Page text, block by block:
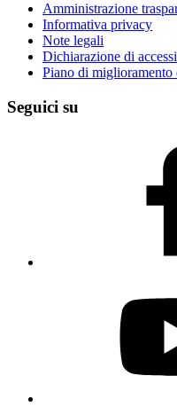
Amministrazione
Informativa privacy
Note legali
Dichiarazione di
Piano di miglioramento
Seguici su